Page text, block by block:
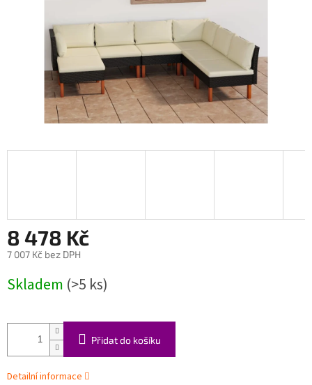
8 478 Kč
7 007 Kč bez DPH
cena:
Skladem (>5 ks)
Přidat do košíku
Detailní informace